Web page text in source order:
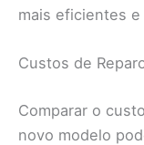
mais eficientes
Custos de
Comparar o
novo modelo